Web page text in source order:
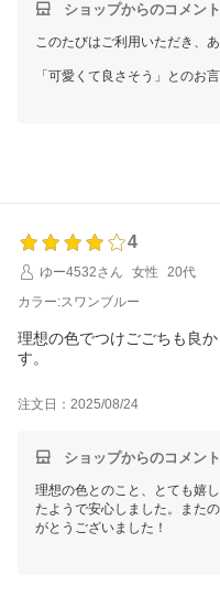
ショップからのコメント
このたびはご利用いただき、
「可愛くて良さそう」とのお
ご満足いただける商品をお届
今後とも、より良い商品をお
4
ゆー4532さん
女性
20代
カラー:スワンブルー
理想の色でつけごごちも良
す。
注文日：2025/08/24
ショップからのコメント
理想の色とのこと、とても嬉
たようで安心しました。また
がとうございました！